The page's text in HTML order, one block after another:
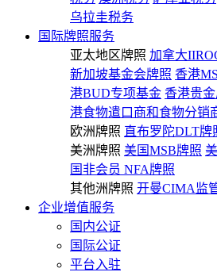
乌拉圭税务
国际牌照服务
亚太地区牌照 加拿大
新加坡基金会牌照 香港
港BUD专项基金 香港贵
港食物遣口商和食物分销
欧洲牌照 直布罗陀DLT牌
美洲牌照 美国MSB牌照
国非会员 NFA牌照
其他洲牌照 开曼CIMA监
企业增值服务
国内公证
国际公证
平台入驻